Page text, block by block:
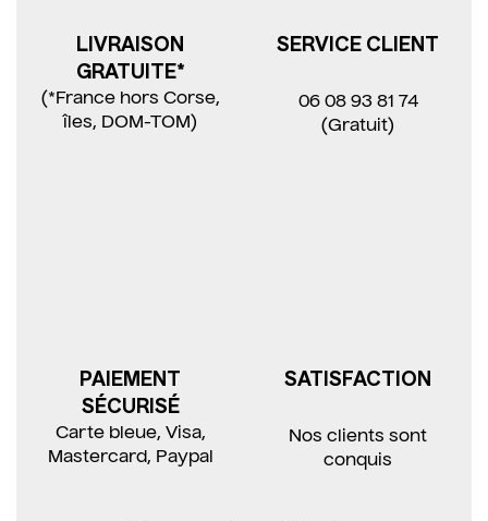
LIVRAISON
GRATUITE*
(*France hors Corse,
îles, DOM-TOM)
SERVICE CLIENT
06 08 93 81 74
(Gratuit)
PAIEMENT
SÉCURISÉ
Carte bleue, Visa,
Mastercard, Paypal
SATISFACTION
Nos clients sont
conquis